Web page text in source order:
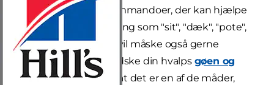
Grundlæggende kommandoer, der kan hjælpe
jer begge, omfatter ting som "sit", "dæk", "pote",
"bliv" eller "kom" Du vil måske også gerne
kontrollere eller mindske din hvalps gøen og
klynken, men husk, at det er en af de måder,